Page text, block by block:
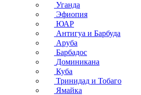
Уганда
Эфиопия
ЮАР
Антигуа и Барбуда
Аруба
Барбадос
Доминикана
Куба
Тринидад и Тобаго
Ямайка